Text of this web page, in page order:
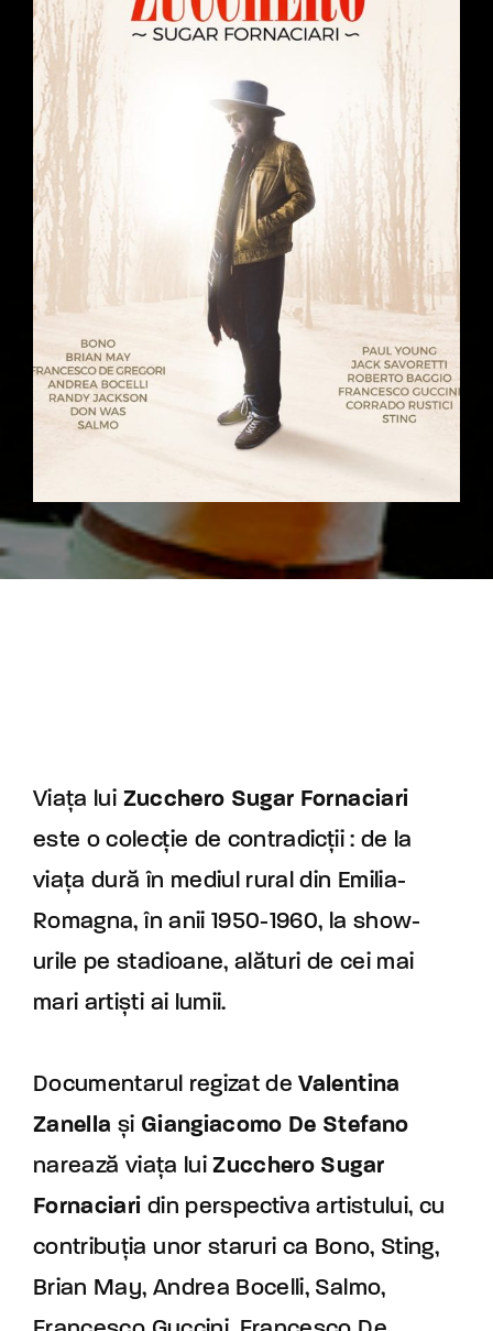
Viața lui Zucchero Sugar Fornaciari
este o colecție de contradicții : de la
viața dură în mediul rural din Emilia-
Romagna, în anii 1950-1960, la show-
urile pe stadioane, alături de cei mai
mari artiști ai lumii.
Documentarul regizat deValentina
Zanella și Giangiacomo De Stefano
narează viața luiZucchero Sugar
Fornaciari din perspectiva artistului, cu
contribuția unor staruri ca Bono, Sting,
Brian May, Andrea Bocelli, Salmo,